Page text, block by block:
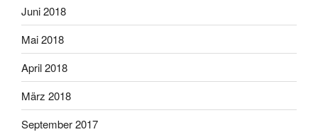
Juni 2018
Mai 2018
April 2018
März 2018
September 2017